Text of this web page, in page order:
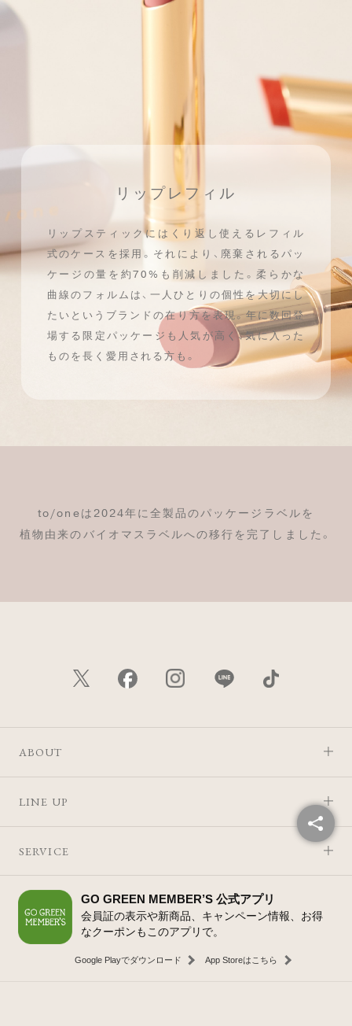
リップレフィル
リップスティックにはくり返し使えるレフィル
式のケースを採用。 それにより、廃棄されるパッ
ケージの量を約70%も削減しました。柔らかな
曲線のフォルムは、 一人ひとりの個性を大切にし
たいというブランドの在り方を表現。年に数回登
場する限定パッケージも人気が高く、気に入った
ものを長く愛用される方も。
to/oneは2024年に全製品のパッケージラベルを
植物由来のバイオマスラベルへの移行を完了しました。
ABOUT
LINE UP
SERVICE
GO GREEN MEMBER’S 公式アプリ
会員証の表示や新商品、キャンペーン情報、お得
なクーポンもこのアプリで。
Google Playでダウンロード App Storeはこちら